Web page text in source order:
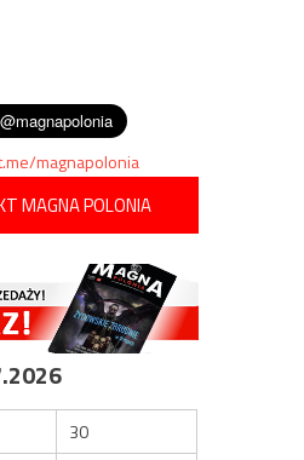
magnapolonia
MAGNA POLONIA
30